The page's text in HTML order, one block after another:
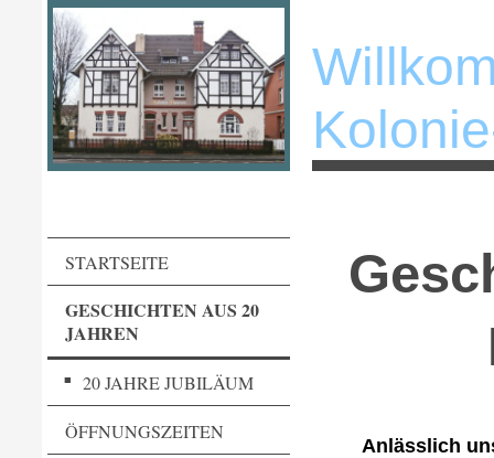
STARTSEITE
GESCHICHTEN AUS 20
JAHREN
20 JAHRE JUBILÄUM
ÖFFNUNGSZEITEN
Anlässlich